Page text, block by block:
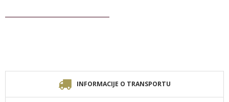
INFORMACIJE O TRANSPORTU